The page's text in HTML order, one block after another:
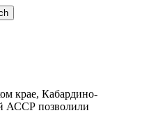
крае, Кабардино-
АССР позволили